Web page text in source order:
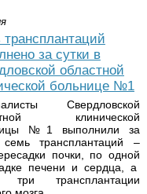
за сутки в
областной
больнице №1
Свердловской
клинической
№1 выполнили за
семь трансплантаций –
почки, по одной
печени и сердца, а
три трансплантации